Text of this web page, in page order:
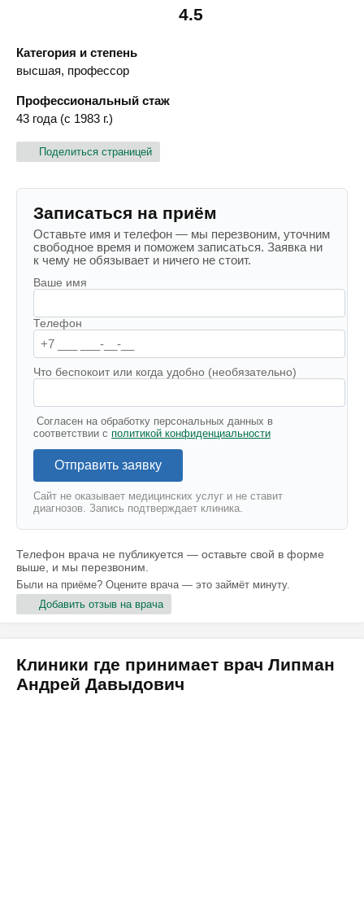
4.5
Категория и степень
высшая, профессор
Профессиональный стаж
43 года (с 1983 г.)
Поделиться страницей
Записаться на приём
Оставьте имя и телефон — мы перезвоним, уточним
свободное время и поможем записаться. Заявка ни
к чему не обязывает и ничего не стоит.
Ваше имя
Телефон
Что беспокоит или когда удобно (необязательно)
Согласен на обработку персональных данных в
соответствии с политикой конфиденциальности
Отправить заявку
Сайт не оказывает медицинских услуг и не ставит
диагнозов. Запись подтверждает клиника.
Телефон врача не публикуется — оставьте свой в форме
выше, и мы перезвоним.
Были на приёме? Оцените врача — это займёт минуту.
Добавить отзыв на врача
Клиники где принимает врач Липман
Андрей Давыдович